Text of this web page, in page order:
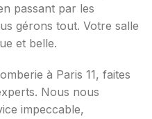
passant par les
gérons tout. Votre salle
et belle.
à Paris 11, faites
Nous nous
impeccable,